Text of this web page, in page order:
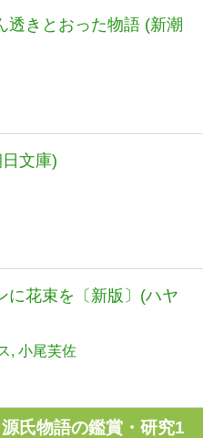
透きとおった物語 (新潮
文庫)
に花束を〔新版〕(ハヤ
小尾芙佐
氏物語の鑑賞・研究1